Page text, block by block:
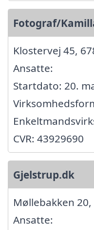
Fotograf/
Klostervej 45,
Ansatte:
Startdato: 20.
CVR: 43929690
Gjelstrup.dk
Møllebakken
Ansatte: